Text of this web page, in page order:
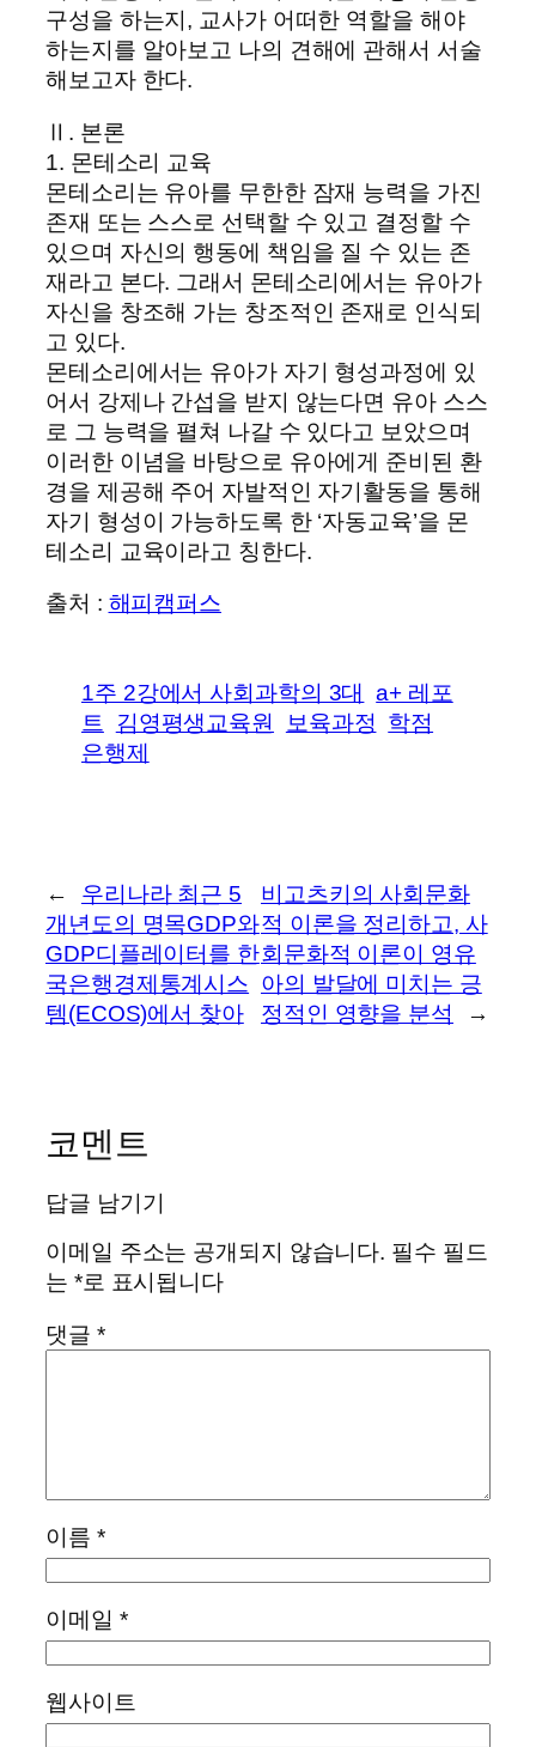
구성을 하는지, 교사가 어떠한 역할을 해야
하는지를 알아보고 나의 견해에 관해서 서술
해보고자 한다.
Ⅱ. 본론
1. 몬테소리 교육
몬테소리는 유아를 무한한 잠재 능력을 가진
존재 또는 스스로 선택할 수 있고 결정할 수
있으며 자신의 행동에 책임을 질 수 있는 존
재라고 본다. 그래서 몬테소리에서는 유아가
자신을 창조해 가는 창조적인 존재로 인식되
고 있다.
몬테소리에서는 유아가 자기 형성과정에 있
어서 강제나 간섭을 받지 않는다면 유아 스스
로 그 능력을 펼쳐 나갈 수 있다고 보았으며
이러한 이념을 바탕으로 유아에게 준비된 환
경을 제공해 주어 자발적인 자기활동을 통해
자기 형성이 가능하도록 한 ‘자동교육’을 몬
테소리 교육이라고 칭한다.
출처 : 해피캠퍼스
1주 2강에서 사회과학의 3대
a+ 레포
트
김영평생교육원 보육과정 학점
은행제
←
우리나라 최근 5
개년도의 명목GDP와
GDP디플레이터를 한
국은행경제통계시스
템(ECOS)에서 찾아
비고츠키의 사회문화
적 이론을 정리하고, 사
회문화적 이론이 영유
아의 발달에 미치는 긍
정적인 영향을 분석
→
코멘트
답글 남기기
이메일 주소는 공개되지 않습니다. 필수 필드
는 *로 표시됩니다
댓글 *
이름 *
이메일 *
웹사이트